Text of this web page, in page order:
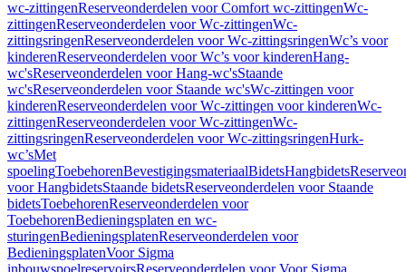
wc-zittingenReserveonderdelen voor Comfort wc-zittingenWc-
zittingenReserveonderdelen voor Wc-zittingenWc-
zittingsringenReserveonderdelen voor Wc-zittingsringenWc’s voor
kinderenReserveonderdelen voor Wc’s voor kinderenHang-
wc'sReserveonderdelen voor Hang-wc'sStaande
wc'sReserveonderdelen voor Staande wc'sWc-zittingen voor
kinderenReserveonderdelen voor Wc-zittingen voor kinderenWc-
zittingenReserveonderdelen voor Wc-zittingenWc-
zittingsringenReserveonderdelen voor Wc-zittingsringenHurk-
wc’sMet
spoelingToebehorenBevestigingsmateriaalBidetsHangbidets
voor HangbidetsStaande bidetsReserveonderdelen voor Staande
bidetsToebehorenReserveonderdelen voor
ToebehorenBedieningsplaten en wc-
sturingenBedieningsplatenReserveonderdelen voor
BedieningsplatenVoor Sigma
inbouwspoelreservoirsReserveonderdelen voor Voor Sigma